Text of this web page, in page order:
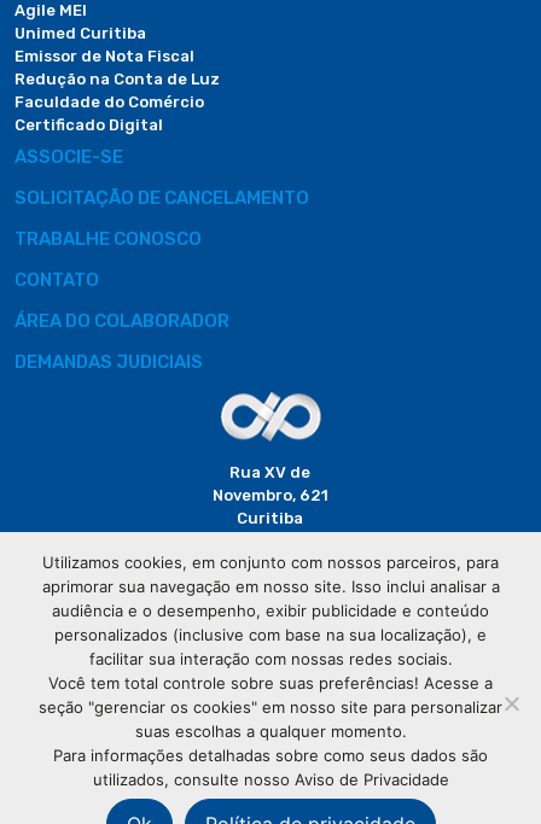
Agile MEI
Unimed Curitiba
Emissor de Nota Fiscal
Redução na Conta de Luz
Faculdade do Comércio
Certificado Digital
ASSOCIE-SE
SOLICITAÇÃO DE CANCELAMENTO
TRABALHE CONOSCO
CONTATO
ÁREA DO COLABORADOR
DEMANDAS JUDICIAIS
Rua XV de
Novembro, 621
Curitiba
(41) 3320-
2929
© CopyrightAssociação Comercial do Paraná - Todos os
direitos reservados
Utilizamos cookies, em conjunto com nossos parceiros, para
aprimorar sua navegação em nosso site. Isso inclui analisar a
audiência e o desempenho, exibir publicidade e conteúdo
personalizados (inclusive com base na sua localização), e
facilitar sua interação com nossas redes sociais.
Você tem total controle sobre suas preferências! Acesse a
seção "gerenciar os cookies" em nosso site para personalizar
suas escolhas a qualquer momento.
Para informações detalhadas sobre como seus dados são
utilizados, consulte nosso Aviso de Privacidade